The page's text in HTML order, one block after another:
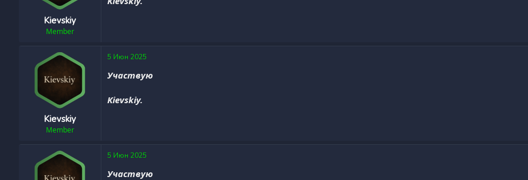
Kievskiy
Member
Kievskiy
Member
5 Июн 2025
Участвую
Kievskiy.
5 Июн 2025
Участвую